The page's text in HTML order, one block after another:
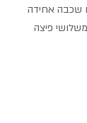
שכבה אחידה
פיצה